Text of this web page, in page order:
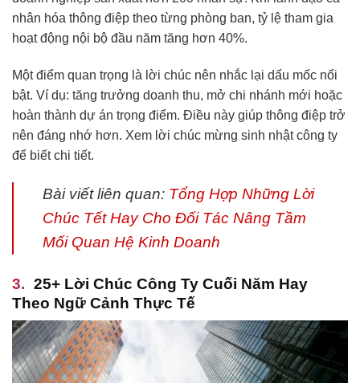
nhân hóa thông điệp theo từng phòng ban, tỷ lệ tham gia
hoạt động nội bộ đầu năm tăng hơn 40%.
Một điểm quan trọng là lời chúc nên nhắc lại dấu mốc nổi
bật. Ví dụ: tăng trưởng doanh thu, mở chi nhánh mới hoặc
hoàn thành dự án trọng điểm. Điều này giúp thông điệp trở
nên đáng nhớ hơn. Xem lời chúc mừng sinh nhật công ty
để biết chi tiết.
Bài viết liên quan: Tổng Hợp Những Lời
Chúc Tết Hay Cho Đối Tác Nâng Tầm
Mối Quan Hệ Kinh Doanh
25+ Lời Chúc Công Ty Cuối Năm Hay
Theo Ngữ Cảnh Thực Tế